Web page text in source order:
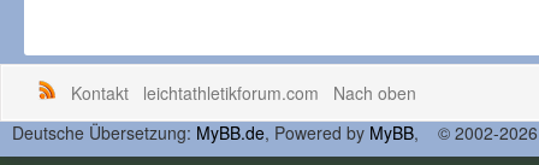
Kontakt leichtathletikforum.com
Nach oben
Deutsche Übersetzung: MyBB.de, Powered by MyBB, © 2002-